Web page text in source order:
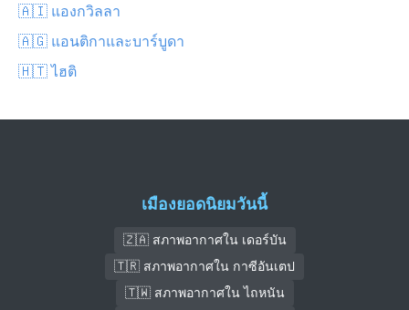
🇦🇮 แองกวิลลา
🇦🇬 แอนติกาและบาร์บูดา
🇭🇹 ไฮติ
เมืองยอดนิยมวันนี้
🇿🇦 สภาพอากาศใน เดอร์บัน
🇹🇷 สภาพอากาศใน กาซีอันเตป
🇹🇼 สภาพอากาศใน ไถหนัน